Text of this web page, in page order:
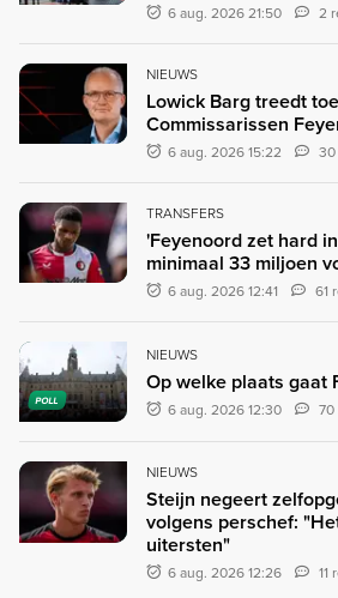
6 aug. 2026 21:50 2
NIEUWS
Lowick Barg treedt
Commissarissen
6 aug. 2026 15:22
TRANSFERS
'Feyenoord zet hard
minimaal 33 miljoen
6 aug. 2026 12:41 61
POLL
NIEUWS
Op welke plaats gaat
6 aug. 2026 12:30
NIEUWS
Steijn negeert
volgens perschef:
uitersten"
6 aug. 2026 12:26 11